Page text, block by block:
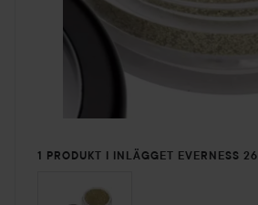
1 PRODUKT I INLÄGGET EVERNESS 26